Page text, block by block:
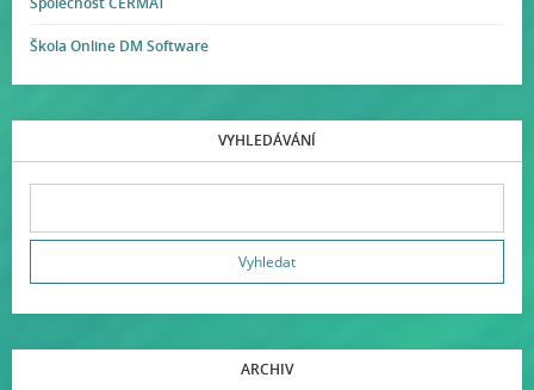
Škola Online DM Software
VYHLEDÁVÁNÍ
ARCHIV